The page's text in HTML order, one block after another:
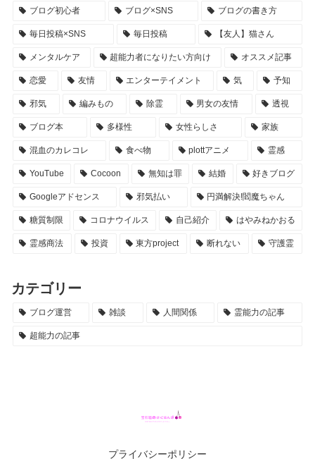
ブログ初心者 ブログ×SNS ブログの書き方
毎日投稿×SNS 毎日投稿 【友人】猫さん
メンタルケア 超能力者になりたい方向け オススメ記事
恋愛 友情 エンターテイメント 気 予知
邪気 編みもの 除霊 男女の友情 透視
ブログ本 多様性 女性らしさ 家族
混血のカレコレ 食べ物 plottアニメ 霊感
YouTube Cocoon 無知は罪 結婚 好きブログ
Googleアドセンス 邪気払い 円満解決!閻魔ちゃん
糖質制限 コロナウイルス 自己紹介 はやみねかおる
霊感商法 投資 東方project 断れない 守護霊
カテゴリー
ブログ運営 雑談 人間関係 霊能力の記事
超能力の記事
プライバシーポリシー